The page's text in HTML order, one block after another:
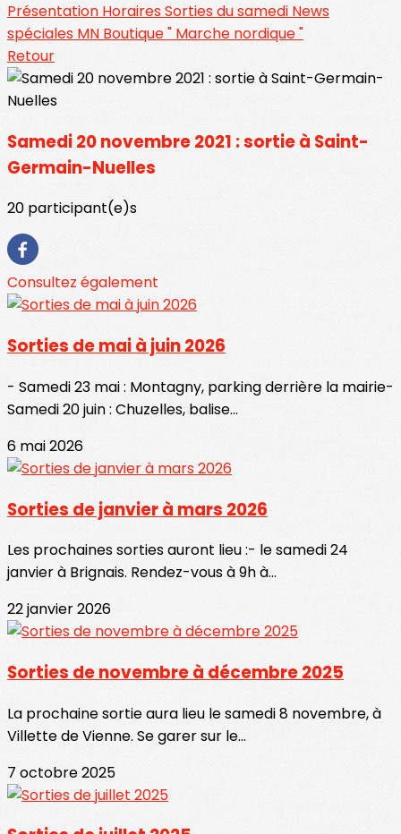
Présentation HorairesSorties du samedi News
spéciales MN Boutique " Marche nordique "
Retour
Samedi 20 novembre 2021 : sortie à Saint-
Germain-Nuelles
20 participant(e)s
Consultez également
Sorties de mai à juin 2026
- Samedi 23 mai : Montagny, parking derrière la mairie-
Samedi 20 juin : Chuzelles, balise...
6 mai 2026
Sorties de janvier à mars 2026
Les prochaines sorties auront lieu :- le samedi 24
janvier à Brignais. Rendez-vous à 9h à...
22 janvier 2026
Sorties de novembre à décembre 2025
La prochaine sortie aura lieu le samedi 8 novembre, à
Villette de Vienne. Se garer sur le...
7 octobre 2025